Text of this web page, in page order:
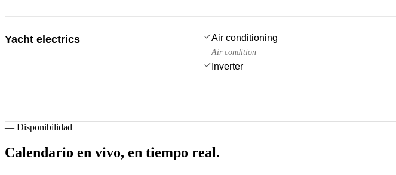
Yacht electrics Air conditioning
Air condition
Inverter
— Disponibilidad
Calendario en vivo, en tiempo real.